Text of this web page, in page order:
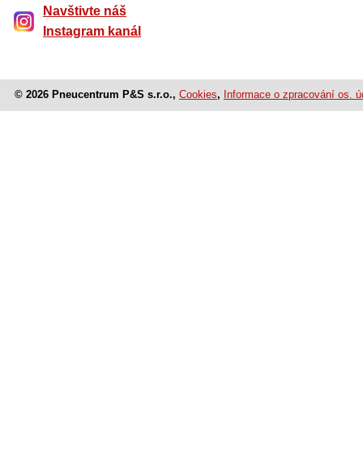
Navštivte náš
Instagram kanál
© 2026 Pneucentrum P&S s.r.o., Cookies, Informace o zpracování os.